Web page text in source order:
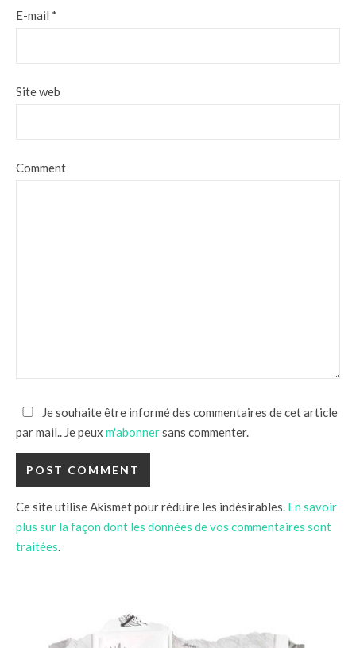
E-mail *
Site web
Comment
Je souhaite être informé des commentaires de cet article
par mail.. Je peux m'abonnersans commenter.
Ce site utilise Akismet pour réduire les indésirables. En savoir
plus sur la façon dont les données de vos commentaires sont
traitées.